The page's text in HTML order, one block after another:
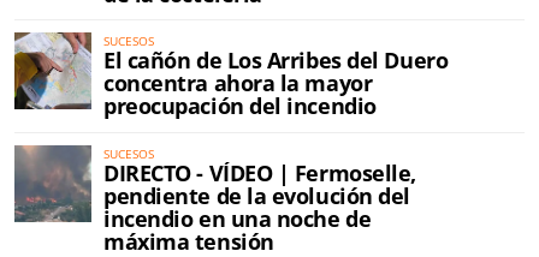
SUCESOS
El cañón de Los Arribes del Duero
concentra ahora la mayor
preocupación del incendio
SUCESOS
DIRECTO - VÍDEO | Fermoselle,
pendiente de la evolución del
incendio en una noche de
máxima tensión